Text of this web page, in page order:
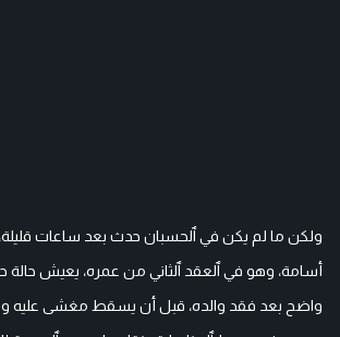
ولكن ما لم يكن في ٱلحسبان حدث بعد ساعات
أسامة، وهو في ٱلعقد ٱلثاني من عمره، يعيش حالة
واضح بعد فقد والده، قبل أن يسقط مغشى عليه